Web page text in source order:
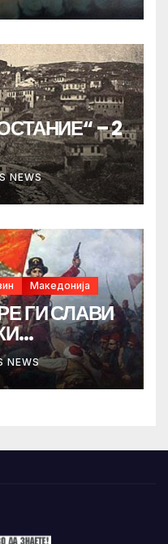
– 2
NEWS
Македонија
ГИ СЛАВИ
NEWS